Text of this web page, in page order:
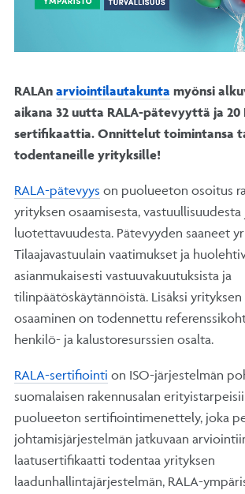
RALAn arviointilautakunta myönsi
aikana 32 uutta RALA-pätevyyttä ja 20
sertifikaattia. Onnittelut toimintansa
todentaneille yrityksille!
RALA-pätevyys on puolueeton osoitus
yrityksen osaamisesta, vastuullisuudesta
luotettavuudesta. Pätevyyden saaneet
Tilaajavastuulain vaatimukset ja
asianmukaisesti vastuuvakuutuksista ja
tilinpäätöskäytännöistä. Lisäksi
osaaminen on todennettu
henkilö- ja kalustoresurssien osalta.
RALA-sertifiointi on ISO-järjestelmän
suomalaisen rakennusalan
puolueeton sertifiointimenettely, joka
johtamisjärjestelmän jatkuvaan
laatusertifikaatti todentaa yrityksen
laadunhallintajärjestelmän, RALA-